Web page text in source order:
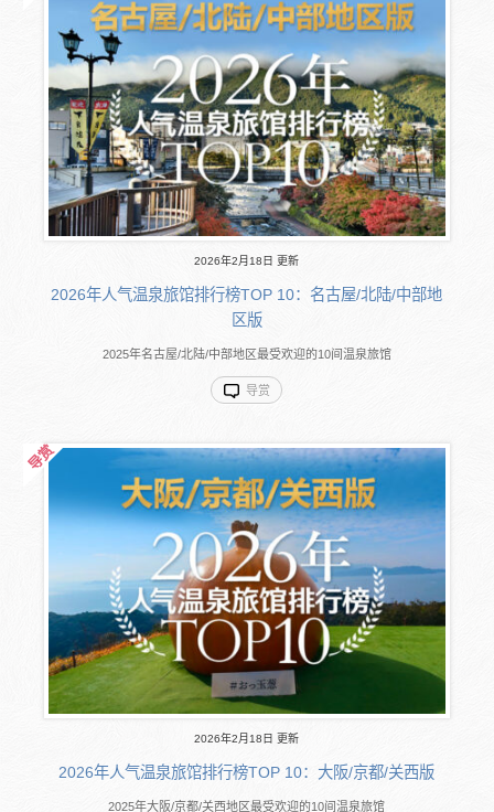
2026年2月18日 更新
2026年人气温泉旅馆排行榜TOP 10：名古屋/北陆/中部地
区版
2025年名古屋/北陆/中部地区最受欢迎的10间温泉旅馆
导赏
2026年2月18日 更新
2026年人气温泉旅馆排行榜TOP 10：大阪/京都/关西版
2025年大阪/京都/关西地区最受欢迎的10间温泉旅馆